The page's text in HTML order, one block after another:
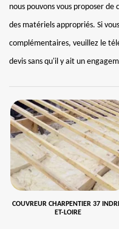
nous pouvons vous proposer
des matériels appropriés. Si
complémentaires, veuillez le
devis sans qu'il y ait un
COUVREUR CHARPENTIER 37
ET-LOIRE